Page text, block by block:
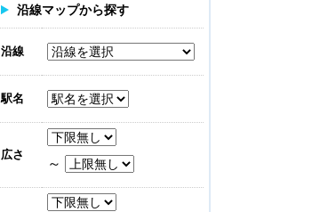
45.84坪(151.272㎡)
M.BALANCE OSAKA
賃料合計
330,000
地上 7/8
19.67坪(64.911㎡)
沿線マップから探す
沿線
駅名
広さ
～